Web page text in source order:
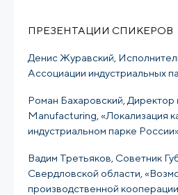
ПРЕЗЕНТАЦИИ СПИКЕРОВ
Денис Журавский,
Ассоциации индустриальных
Роман Бахаровский,
Manufacturing, «Локализация
индустриальном парке
Вадим Третьяков, Советник
Свердловской области,
производственной